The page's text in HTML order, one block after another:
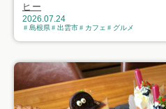
ヒー
2026.07.24
島根県 出雲市 カフェ グルメ